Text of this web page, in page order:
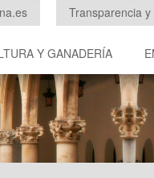
Transparencia
Y GANADERÍA